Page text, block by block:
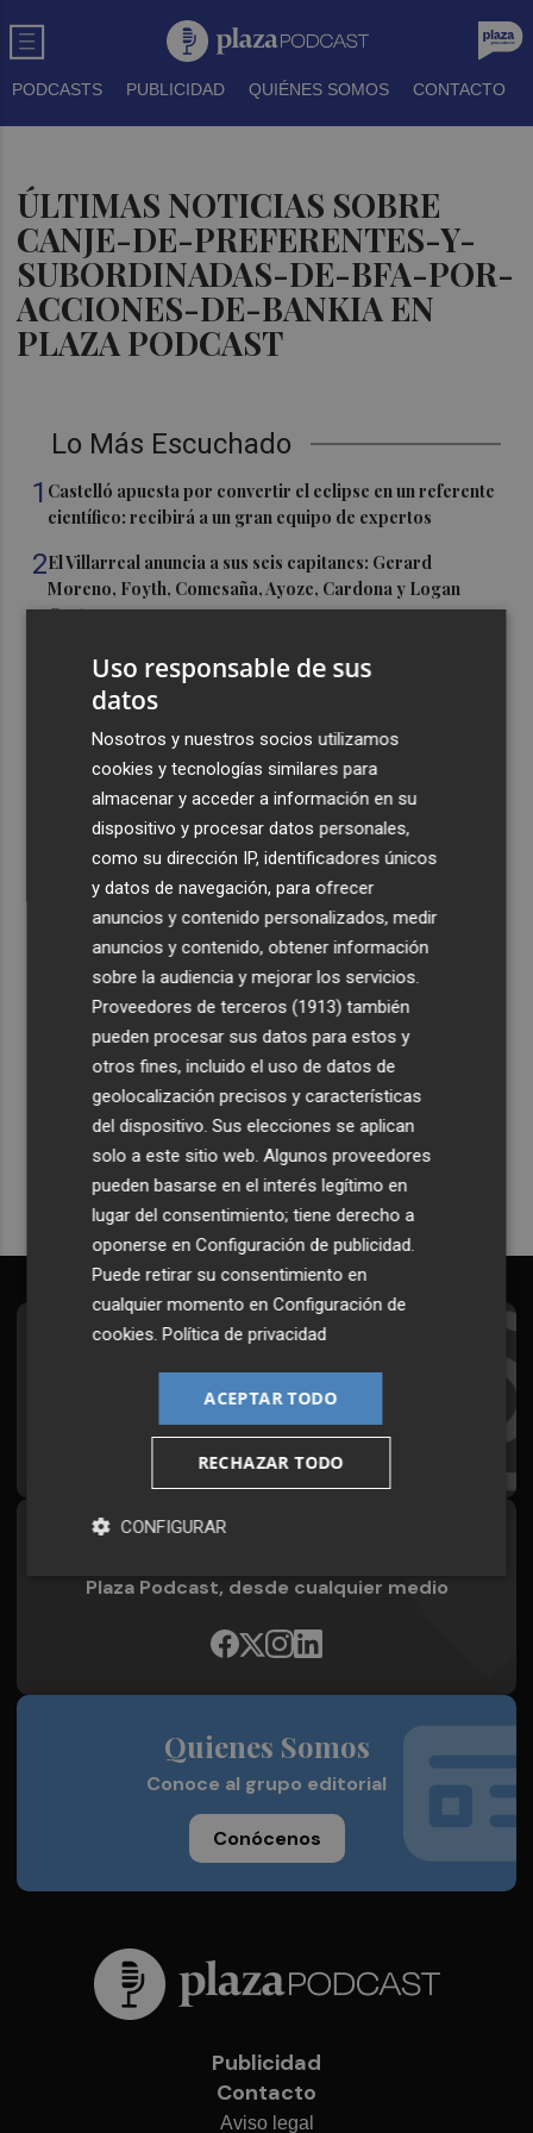
PODCASTS PUBLICIDAD QUIÉNES SOMOS CONTACTO
ÚLTIMAS NOTICIAS SOBRE
CANJE-DE-PREFERENTES-Y-
SUBORDINADAS-DE-BFA-POR-
ACCIONES-DE-BANKIA EN
PLAZA PODCAST
Lo Más Escuchado
1 Castelló apuesta por convertir el eclipse en un referente
científico: recibirá a un gran equipo de expertos
2El Villarreal anuncia a sus seis capitanes: Gerard
Moreno, Foyth, Comesaña, Ayoze, Cardona y Logan
Costa
Más problemas en el lateral derecho: Monferrer sufre
una lesión muscular
San Javier da viabilidad al nuevo contrato del transporte
urbano y a un hotel de cuatro estrellas en La Manga con
324 habitaciones
Estos son los estrenos que abren la cartelera en agosto:
de la comedia 'El último mono' a una nueva entrega de
'La Patrulla Canina'
Recibe toda la actualidad de
Plaza Podcast en tu correo
Quiero suscribirme
Suscríbete al Boletín
Todos los días a primera hora en tu email
¡Quiero suscribirme!
Plaza Podcast, desde cualquier medio
Quienes Somos
Conoce al grupo editorial
Conócenos
Publicidad
Contacto
Aviso legal
Uso responsable de sus
datos
Nosotros y nuestros socios utilizamos
cookies y tecnologías similares para
almacenar y acceder a información en su
dispositivo y procesar datos personales,
como su dirección IP, identificadores únicos
y datos de navegación, para ofrecer
anuncios y contenido personalizados, medir
anuncios y contenido, obtener información
sobre la audiencia y mejorar los servicios.
Proveedores de terceros (1913) también
pueden procesar sus datos para estos y
otros fines, incluido el uso de datos de
geolocalización precisos y características
del dispositivo. Sus elecciones se aplican
solo a este sitio web. Algunos proveedores
pueden basarse en el interés legítimo en
lugar del consentimiento; tiene derecho a
oponerse enConfiguración de publicidad.
Puede retirar su consentimiento en
cualquier momento enConfiguración de
cookies.Política de privacidad
ACEPTAR TODO
RECHAZAR TODO
CONFIGURAR